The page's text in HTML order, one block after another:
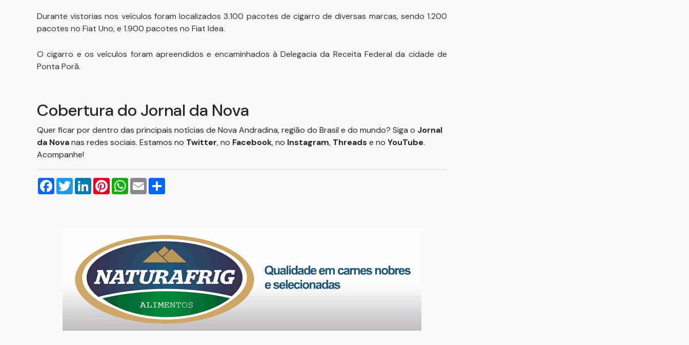
Durante vistorias nos veículos foram localizados 3.100 pacotes de cigarro de diversas marcas, sendo 1.200
pacotes no Fiat Uno, e 1.900 pacotes no Fiat Idea.
O cigarro e os veículos foram apreendidos e encaminhados à Delegacia da Receita Federal da cidade de
Ponta Porã.
Cobertura do Jornal da Nova
Quer ficar por dentro das principais notícias de Nova Andradina, região do Brasil e do mundo? Siga o Jornal
da Novanas redes sociais. Estamos no Twitter, no Facebook, no Instagram, Threads e no YouTube.
Acompanhe!
Facebook
TwitterLinkedInPinterestWhatsApp
Email